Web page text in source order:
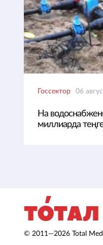
Госсектор 06
На
миллиарда
© 2011—2026 Total